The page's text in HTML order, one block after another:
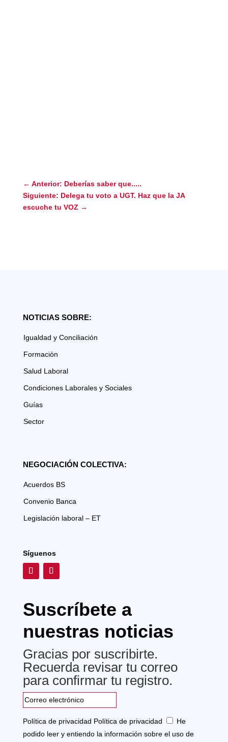
← Anterior: Deberías saber que.....
Siguiente: Delega tu voto a UGT. Haz que la JA
escuche tu VOZ →
NOTICIAS SOBRE:
Igualdad y Conciliación
Formación
Salud Laboral
Condiciones Laborales y Sociales
Guías
Sector
NEGOCIACIÓN COLECTIVA:
Acuerdos BS
Convenio Banca
Legislación laboral – ET
Síguenos
Suscríbete a
nuestras noticias
Gracias por suscribirte.
Recuerda revisar tu correo
para confirmar tu registro.
Política de privacidad Política de privacidad
He
podido leer y entiendo la información sobre el uso de